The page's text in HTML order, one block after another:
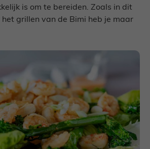
is om te bereiden. Zoals in dit
grillen van de Bimi heb je maar